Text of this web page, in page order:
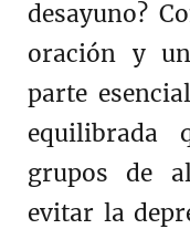
desayuno?
oración y
parte
equilibrada
grupos de
evitar la